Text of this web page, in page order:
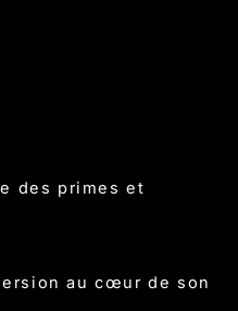
des primes et
au cœur de son